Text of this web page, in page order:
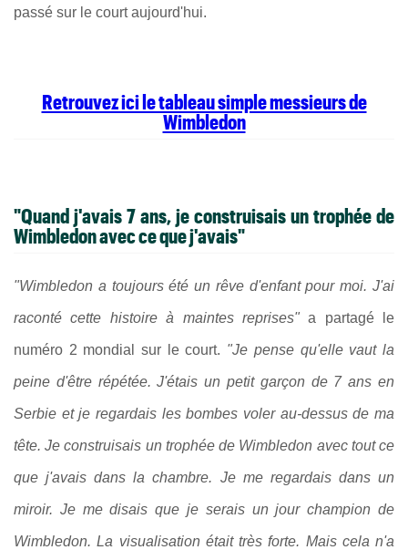
passé sur le court aujourd'hui.
Retrouvez ici le tableau simple messieurs de
Wimbledon
"Quand j'avais 7 ans, je construisais un trophée de
Wimbledon avec ce que j'avais"
"Wimbledon a toujours été un rêve d'enfant pour moi. J'ai
raconté cette histoire à maintes reprises"a partagé le
numéro 2 mondial sur le court. "Je pense qu'elle vaut la
peine d'être répétée. J'étais un petit garçon de 7 ans en
Serbie et je regardais les bombes voler au-dessus de ma
tête. Je construisais un trophée de Wimbledon avec tout ce
que j'avais dans la chambre. Je me regardais dans un
miroir. Je me disais que je serais un jour champion de
Wimbledon. La visualisation était très forte. Mais cela n'a